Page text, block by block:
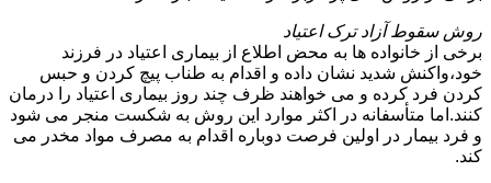
روش سقوط آزاد ترک اعتیاد
برخی از خانواده ها به محض اطلاع از بیماری اعتیاد در فرزند
خود،واکنش شدید نشان داده و اقدام به طناب پیچ کردن و حبس
کردن فرد کرده و می خواهند ظرف چند روز بیماری اعتیاد را درمان
کنند.اما متأسفانه در اکثر موارد این روش به شکست منجر می شود
و فرد بیمار در اولین فرصت دوباره اقدام به مصرف مواد مخدر می
کند.